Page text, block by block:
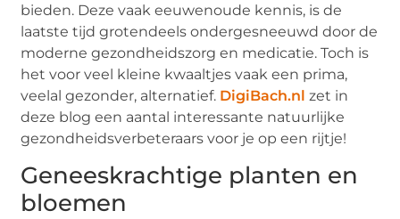
bieden. Deze vaak eeuwenoude kennis, is de
laatste tijd grotendeels ondergesneeuwd door de
moderne gezondheidszorg en medicatie. Toch is
het voor veel kleine kwaaltjes vaak een prima,
veelal gezonder, alternatief. DigiBach.nl zet in
deze blog een aantal interessante natuurlijke
gezondheidsverbeteraars voor je op een rijtje!
Geneeskrachtige planten en
bloemen